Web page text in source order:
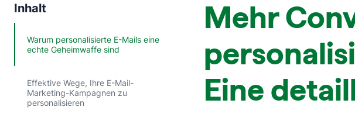
Inhalt
Warum personalisierte E-Mails eine
echte Geheimwaffe sind
Effektive Wege, Ihre E-Mail-
Marketing-Kampagnen zu
personalisieren
Mehr
Eine